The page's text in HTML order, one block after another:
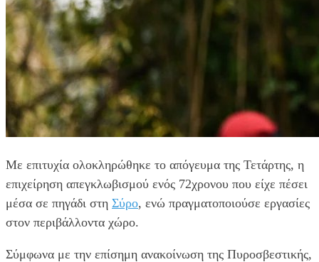
Με επιτυχία ολοκληρώθηκε το απόγευμα της Τετάρτης, η
επιχείρηση απεγκλωβισμού ενός 72χρονου που είχε πέσει
μέσα σε πηγάδι στη Σύρο, ενώ πραγματοποιούσε εργασίες
στον περιβάλλοντα χώρο.
Σύμφωνα με την επίσημη ανακοίνωση της Πυροσβεστικής,